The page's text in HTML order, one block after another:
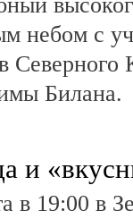
небом с
Северного
Билана.
и
в 19:00 в